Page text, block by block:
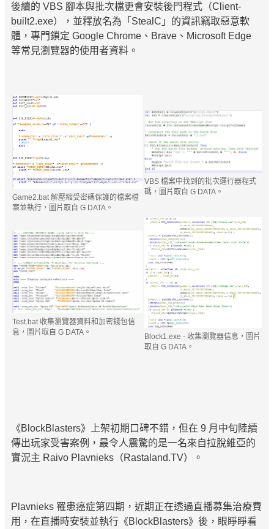
後續的 VBS 腳本與批次檔更會安裝後門程式（Client-
built2.exe），並釋放名為「StealC」的資訊竊取惡意軟
體，專門鎖定 Google Chrome、Brave、Microsoft Edge
等常見瀏覽器的使用者資料。
Game2.bat 解壓縮受密碼保護的檔案檔
案並執行，圖片取自 G DATA。
VBS 檔案中找到的批次運行器程式
碼，圖片取自 G DATA。
Test.bat 收集瀏覽器資料和加密錢包信
息，圖片取自 G DATA。
Block1.exe - 收集瀏覽器信息，圖片
取自 G DATA。
《BlockBlasters》上架初期口碑不錯，但在 9 月中旬陸續
傳出玩家受害案例，最令人震驚的是一名來自拉脫維亞的
實況主 Raivo Plavnieks（Rastaland.TV）。
Plavnieks 罹患癌症第四期，近期正在透過直播募集治療費
用，在直播時安裝並執行《BlockBlasters》後，眼睜睜看